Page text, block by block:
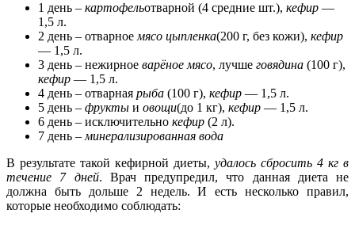
1 день – картофельотварной (4 средние шт.), кефир —
1,5 л.
2 день – отварное мясо цыпленка(200 г, без кожи), кефир
— 1,5 л.
3 день – нежирное варёное мясо, лучше говядина (100 г),
кефир — 1,5 л.
4 день – отварная рыба (100 г), кефир — 1,5 л.
5 день – фрукты и овощи(до 1 кг), кефир — 1,5 л.
6 день – исключительно кефир (2 л).
7 день – минерализированная вода
В результате такой кефирной диеты, удалось сбросить 4 кг в
течение 7 дней. Врач предупредил, что данная диета не
должна быть дольше 2 недель. И есть несколько правил,
которые необходимо соблюдать: